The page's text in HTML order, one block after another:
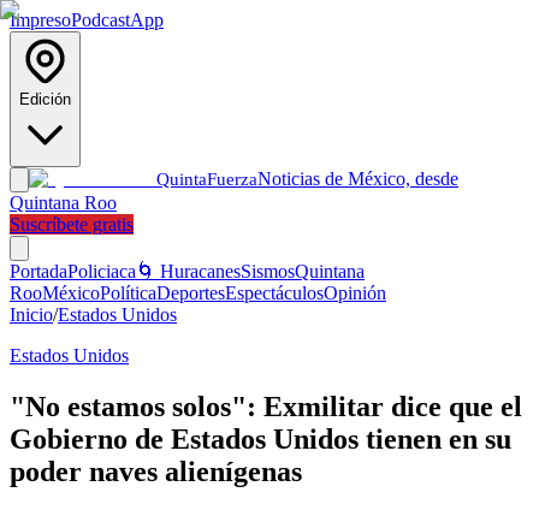
ImpresoPodcastApp
Edición
QuintaFuerzaNoticias de México, desde
Quintana Roo
Suscríbete gratis
PortadaPoliciaca 🌀 HuracanesSismosQuintana
RooMéxicoPolíticaDeportesEspectáculosOpinión
Inicio/Estados Unidos
Estados Unidos
"No estamos solos": Exmilitar dice que el
Gobierno de Estados Unidos tienen en su
poder naves alienígenas